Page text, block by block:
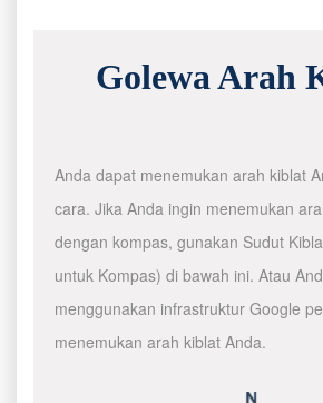
Golewa Arah
Anda dapat menemukan arah kiblat
cara. Jika Anda ingin menemukan
dengan kompas, gunakan Sudut
untuk Kompas) di bawah ini. Atau
menggunakan infrastruktur Google
menemukan arah kiblat Anda.